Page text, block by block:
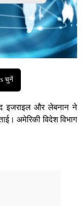
चुनें
इजराइल और लेबनान ने
अमेरिकी विदेश विभाग